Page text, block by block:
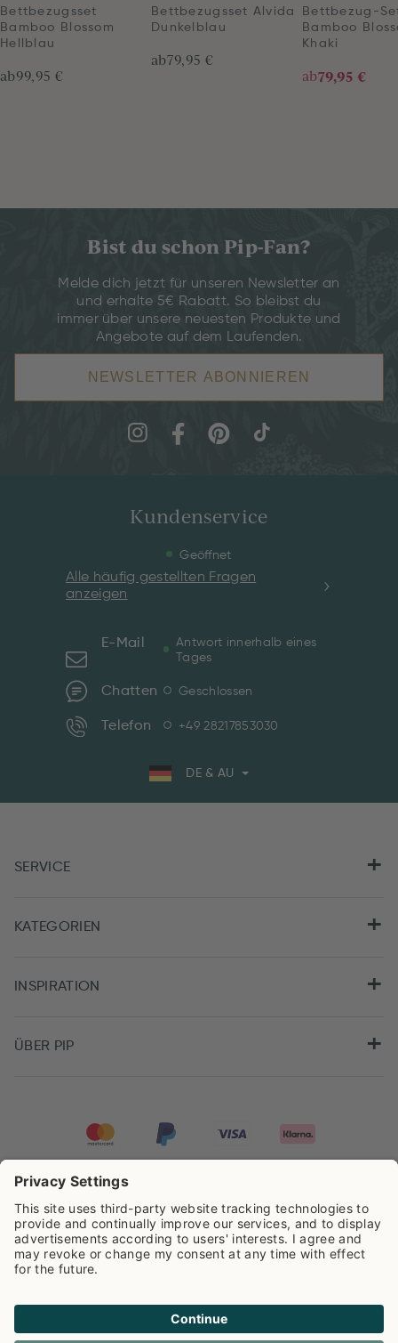
Bettbezugsset
Bamboo Blossom
Hellblau
ab99,95 €
Bettbezugsset Alvida
Dunkelblau
ab79,95 €
Bettbezug-
Bamboo
Khaki
ab79,95 €
Bist du schon Pip-Fan?
Melde dich jetzt für unseren Newsletter an
und erhalte 5€ Rabatt. So bleibst du
immer über unsere neuesten Produkte und
Angebote auf dem Laufenden.
NEWSLETTER ABONNIEREN
Kundenservice
Geöffnet
Alle häufig gestellten Fragen
anzeigen
E-Mail
Antwort innerhalb eines
Tages
Chatten Geschlossen
Telefon +49 28217853030
DE & AU
SERVICE
KATEGORIEN
INSPIRATION
ÜBER PIP
auf der Grundlage von8.960Rezensionen ausgezeichnet.